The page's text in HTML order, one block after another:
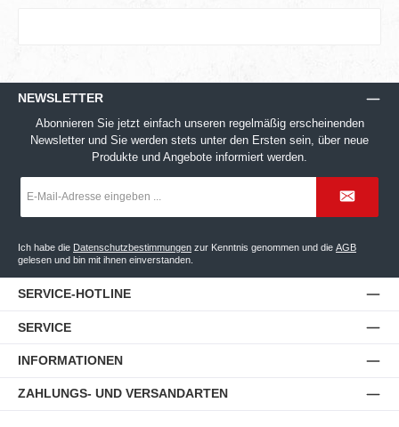
NEWSLETTER
Abonnieren Sie jetzt einfach unseren regelmäßig erscheinenden
Newsletter und Sie werden stets unter den Ersten sein, über neue
Produkte und Angebote informiert werden.
Mail-
*
Ich habe die Datenschutzbestimmungen zur Kenntnis genommen und die AGB
gelesen und bin mit ihnen einverstanden.
SERVICE-HOTLINE
SERVICE
INFORMATIONEN
ZAHLUNGS- UND VERSANDARTEN